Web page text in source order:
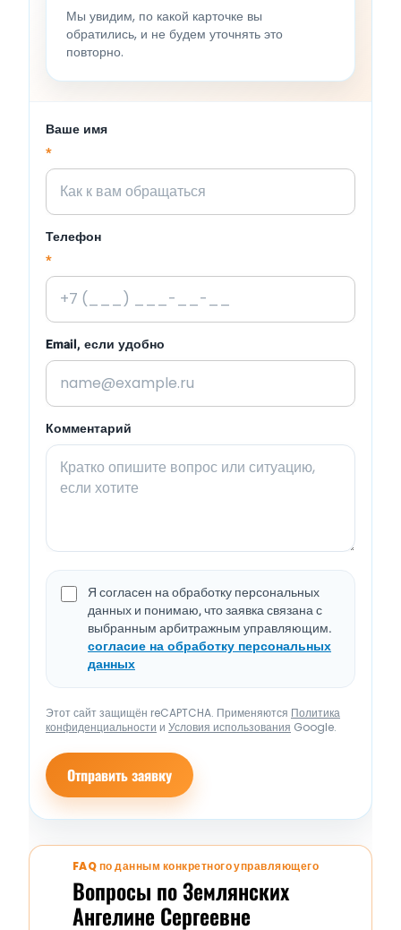
Мы увидим, по какой карточке вы
обратились, и не будем уточнять это
повторно.
Ваше имя
*
Телефон
*
Email, если удобно
Комментарий
Я согласен на обработку персональных
данных и понимаю, что заявка связана с
выбранным арбитражным управляющим.
согласие на обработку персональных
данных
Этот сайт защищён reCAPTCHA. Применяются Политика
конфиденциальности и Условия использования Google.
Отправить заявку
FAQ по данным конкретного управляющего
Вопросы по Землянских
Ангелине Сергеевне